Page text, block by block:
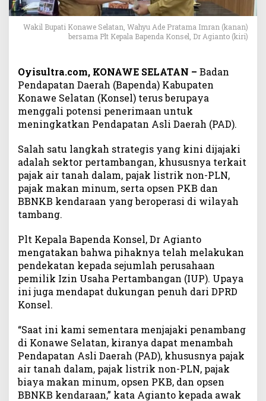
j
a
k
T
b
a
n
g
,
P
R
D
B
e
r
u
k
u
n
g
P
e
u
h
Wakil Bupati Konawe Selatan, Wahyu Ade Pratama Imran (kanan)
bersama Plt Kepala Bapenda Konsel, Dr Agianto (kiri)
Oyisultra.com, KONAWE SELATAN – Badan
Pendapatan Daerah (Bapenda) Kabupaten
Konawe Selatan (Konsel) terus berupaya
menggali potensi penerimaan untuk
meningkatkan Pendapatan Asli Daerah (PAD).
Salah satu langkah strategis yang kini dijajaki
adalah sektor pertambangan, khususnya terkait
pajak air tanah dalam, pajak listrik non-PLN,
pajak makan minum, serta opsen PKB dan
BBNKB kendaraan yang beroperasi di wilayah
tambang.
Plt Kepala Bapenda Konsel, Dr Agianto
mengatakan bahwa pihaknya telah melakukan
pendekatan kepada sejumlah perusahaan
pemilik Izin Usaha Pertambangan (IUP). Upaya
ini juga mendapat dukungan penuh dari DPRD
Konsel.
“Saat ini kami sementara menjajaki penambang
di Konawe Selatan, kiranya dapat menambah
Pendapatan Asli Daerah (PAD), khususnya pajak
air tanah dalam, pajak listrik non-PLN, pajak
biaya makan minum, opsen PKB, dan opsen
BBNKB kendaraan,” kata Agianto kepada awak